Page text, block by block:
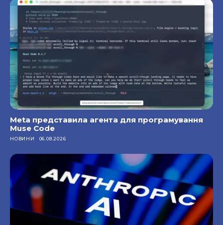
Meta представила агента для програмування
Muse Code
НОВИНИ 06.08.2026